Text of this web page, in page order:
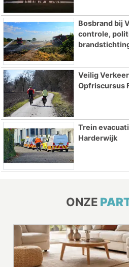
Bosbrand bij
controle,
Veilig
Opfriscursus
Trein
Harderwijk
ONZE